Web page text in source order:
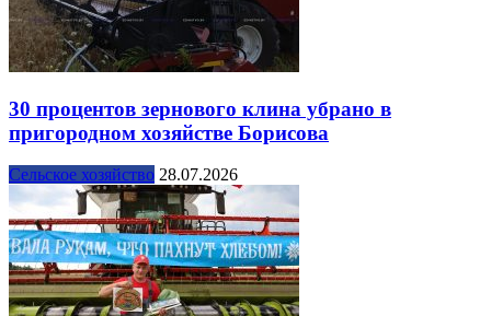
30 процентов зернового клина убрано в
пригородном хозяйстве Борисова
Сельское хозяйство 28.07.2026